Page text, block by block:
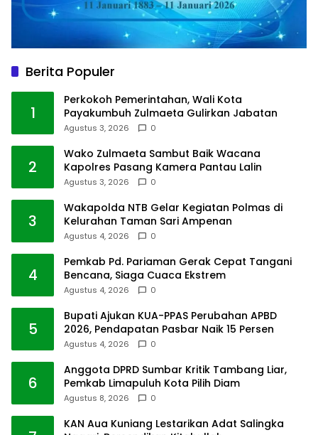
Berita Populer
1
Perkokoh Pemerintahan, Wali Kota
Payakumbuh Zulmaeta Gulirkan Jabatan
Agustus 3, 2026 0
2
Wako Zulmaeta Sambut Baik Wacana
Kapolres Pasang Kamera Pantau Lalin
Agustus 3, 2026 0
3
Wakapolda NTB Gelar Kegiatan Polmas di
Kelurahan Taman Sari Ampenan
Agustus 4, 2026 0
4
Pemkab Pd. Pariaman Gerak Cepat Tangani
Bencana, Siaga Cuaca Ekstrem
Agustus 4, 2026 0
5
Bupati Ajukan KUA-PPAS Perubahan APBD
2026, Pendapatan Pasbar Naik 15 Persen
Agustus 4, 2026 0
6
Anggota DPRD Sumbar Kritik Tambang Liar,
Pemkab Limapuluh Kota Pilih Diam
Agustus 8, 2026 0
KAN Aua Kuniang Lestarikan Adat Salingka